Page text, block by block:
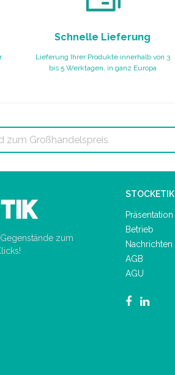
Schnelle Lieferung
Lieferung Ihrer Produkte innerhalb von 3
bis 5 Werktagen, in ganz Europa
zum
STOCKETIK
Präsentation
Betrieb
Nachrichten
AGB
AGU